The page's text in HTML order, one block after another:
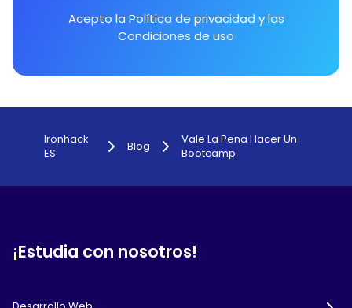
Acepto la Política de privacidad y las
Condiciones de uso
Ironhack
ES
Blog
Vale La Pena Hacer Un
Bootcamp
¡Estudia con nosotros!